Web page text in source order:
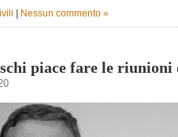
| Nessun commento »
piace fare le riunioni